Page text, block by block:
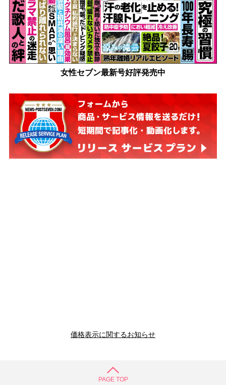
女性セブン最新号好評発売中
価格表示に関するお知らせ
PAGE TOP